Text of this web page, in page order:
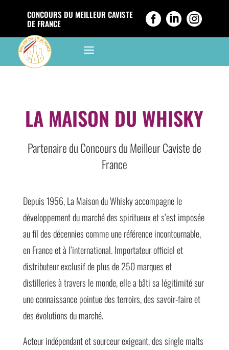
CONCOURS DU MEILLEUR CAVISTE
DE FRANCE
  
a
LA MAISON DU WHISKY
Partenaire du Concours du Meilleur Caviste de
France
Depuis 1956, La Maison du Whisky accompagne le
développement du marché des spiritueux et s’est imposée
au fil des décennies comme une référence incontournable,
en France et à l’international. Importateur officiel et
distributeur exclusif de plus de 250 marques et
distilleries à travers le monde, elle a bâti sa légitimité sur
une connaissance pointue des terroirs, des savoir-faire et
des évolutions du marché.
Acteur indépendant et sourceur exigeant, des single malts